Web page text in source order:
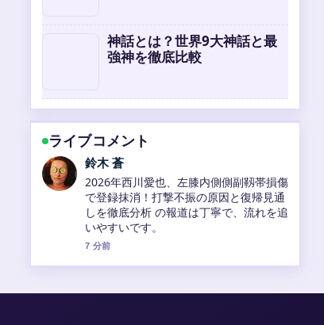
神話とは？世界9大神話と最
強神を徹底比較
ライブコメント
鈴木 蒼
2026年西川愛也、左膝内側側副靱帯損傷
で登録抹消！打撃不振の原因と復帰見通
しを徹底分析 の報道は丁寧で、流れを追
いやすいです。
7 分前